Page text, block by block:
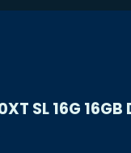
SL 16G